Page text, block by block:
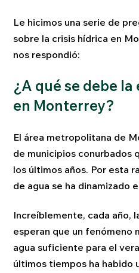
Le hicimos una serie de
sobre la crisis hídrica en
nos respondió:
¿A qué se debe la
en Monterrey?
El área metropolitana de
de municipios conurbados
los últimos años. Por esta
de agua se ha dinamizado
Increíblemente, cada año,
esperan que un
agua suficiente para el
últimos tiempos ha habido